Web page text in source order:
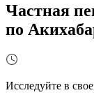
Частная
по
Исследуйте в